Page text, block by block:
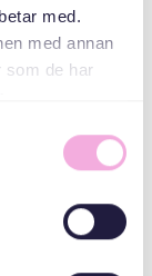
med.
med annan
som de har